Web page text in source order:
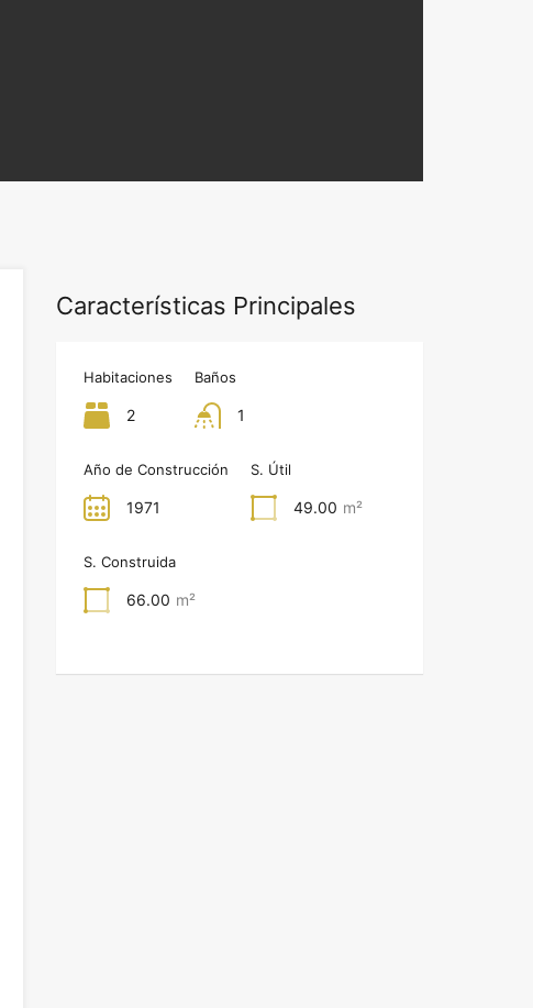
Características Principales
Habitaciones
2
Baños
1
Año de Construcción
1971
S. Útil
49.00 m²
S. Construida
66.00 m²